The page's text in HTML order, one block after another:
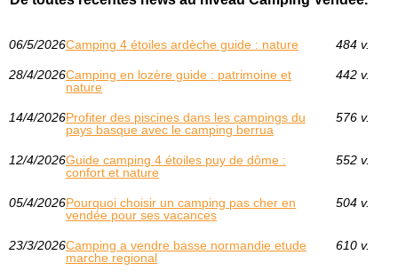
06/5/2026Camping 4 étoiles ardèche guide : nature 484 v.
28/4/2026Camping en lozère guide : patrimoine et
nature
442 v.
14/4/2026Profiter des piscines dans les campings du
pays basque avec le camping berrua
576 v.
12/4/2026Guide camping 4 étoiles puy de dôme :
confort et nature
552 v.
05/4/2026Pourquoi choisir un camping pas cher en
vendée pour ses vacances
504 v.
23/3/2026Camping a vendre basse normandie etude
marche regional
610 v.